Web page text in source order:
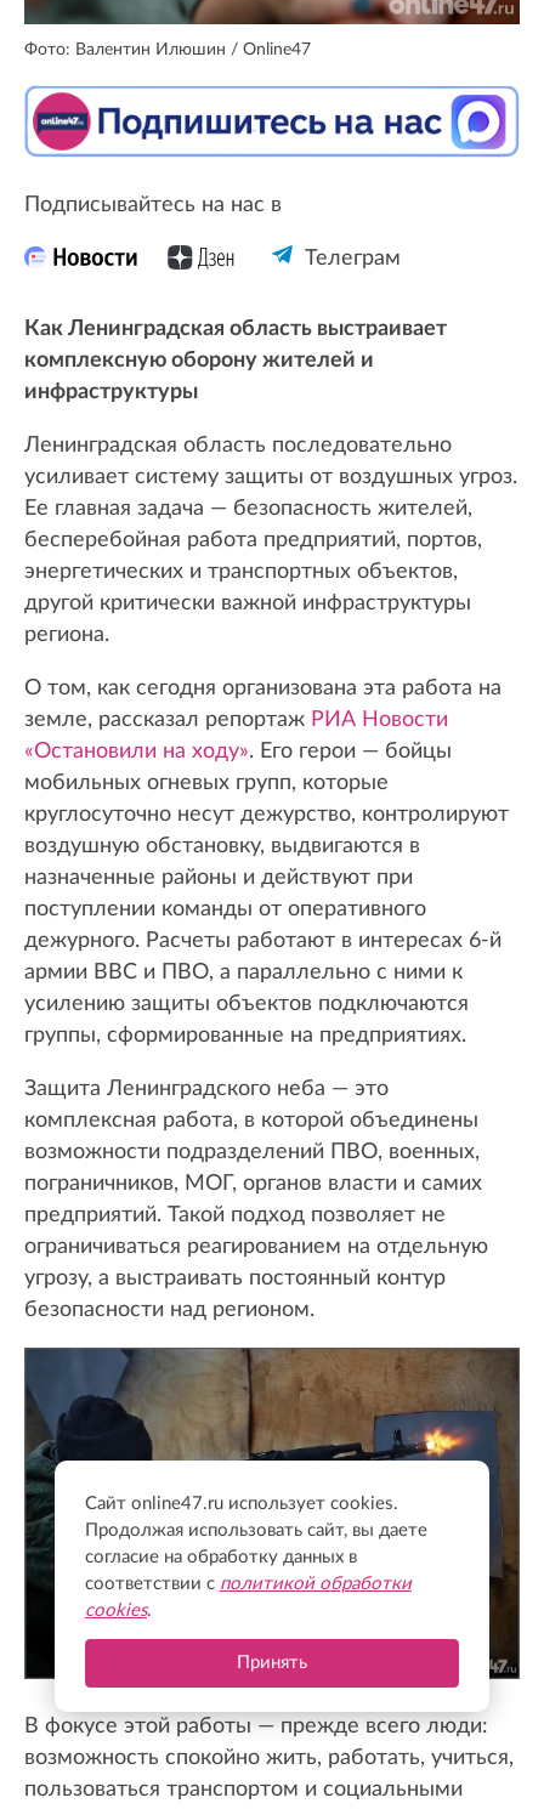
Фото: Валентин Илюшин / Online47
Подписывайтесь на нас в
Телеграм
Как Ленинградская область выстраивает
комплексную оборону жителей и
инфраструктуры
Ленинградская область последовательно
усиливает систему защиты от воздушных угроз.
Ее главная задача — безопасность жителей,
бесперебойная работа предприятий, портов,
энергетических и транспортных объектов,
другой критически важной инфраструктуры
региона.
О том, как сегодня организована эта работа на
земле, рассказал репортаж РИА Новости
«Остановили на ходу». Его герои — бойцы
мобильных огневых групп, которые
круглосуточно несут дежурство, контролируют
воздушную обстановку, выдвигаются в
назначенные районы и действуют при
поступлении команды от оперативного
дежурного. Расчеты работают в интересах 6-й
армии ВВС и ПВО, а параллельно с ними к
усилению защиты объектов подключаются
группы, сформированные на предприятиях.
Защита Ленинградского неба — это
комплексная работа, в которой объединены
возможности подразделений ПВО, военных,
пограничников, МОГ, органов власти и самих
предприятий. Такой подход позволяет не
ограничиваться реагированием на отдельную
угрозу, а выстраивать постоянный контур
безопасности над регионом.
В фокусе этой работы — прежде всего люди:
возможность спокойно жить, работать, учиться,
пользоваться транспортом и социальными
Сайт online47.ru использует cookies.
Продолжая использовать сайт, вы даете
согласие на обработку данных в
соответствии с политикой обработки
cookies.
Принять